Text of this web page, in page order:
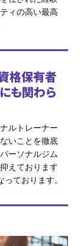
ィの高い最高
格保有者
も関わら
ルトレーナー
いことを徹底
ーソナルジム
えております
ております。